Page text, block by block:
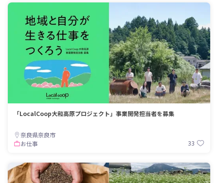
「LocalCoop大和高原プロジェクト」事業開発担当者を募集
奈良県奈良市
お仕事
33